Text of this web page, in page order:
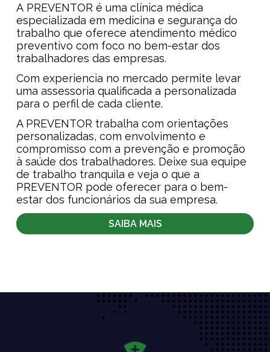
A PREVENTOR é uma clínica médica
especializada em medicina e segurança do
trabalho que oferece atendimento médico
preventivo com foco no bem-estar dos
trabalhadores das empresas.
Com experiencia no mercado permite levar
uma assessoria qualificada a personalizada
para o perfil de cada cliente.
A PREVENTOR trabalha com orientações
personalizadas, com envolvimento e
compromisso com a prevenção e promoção
à saúde dos trabalhadores. Deixe sua equipe
de trabalho tranquila e veja o que a
PREVENTOR pode oferecer para o bem-
estar dos funcionários da sua empresa.
SAIBA MAIS